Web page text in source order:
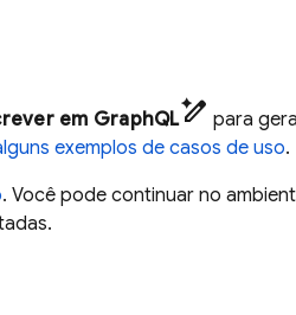
em GraphQLpen_spark para
exemplos de casos de uso.
. Você pode continuar no